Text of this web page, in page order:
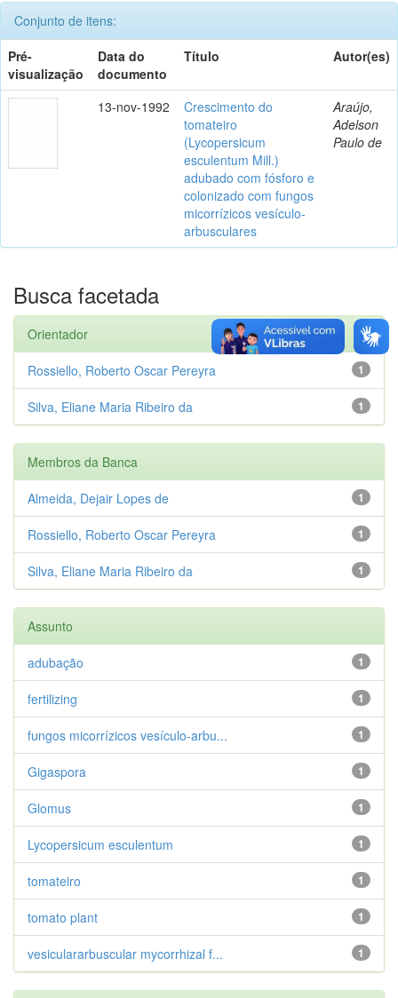
Conjunto de itens:
Pré-
visualização
Data do
documento
Título Autor(es)
13-nov-1992
Crescimento do
tomateiro
(Lycopersicum
esculentum Mill.)
adubado com fósforo e
colonizado com fungos
micorrízicos vesículo-
arbusculares
Araújo,
Adelson
Paulo de
Busca facetada
Orientador
1
Rossiello, Roberto Oscar Pereyra
1
Silva, Eliane Maria Ribeiro da
Membros da Banca
1
Almeida, Dejair Lopes de
1
Rossiello, Roberto Oscar Pereyra
1
Silva, Eliane Maria Ribeiro da
Assunto
1
adubação
1
fertilizing
1
fungos micorrízicos vesículo-arbu...
1
Gigaspora
1
Glomus
1
Lycopersicum esculentum
1
tomateiro
1
tomato plant
1
vesiculararbuscular mycorrhizal f...